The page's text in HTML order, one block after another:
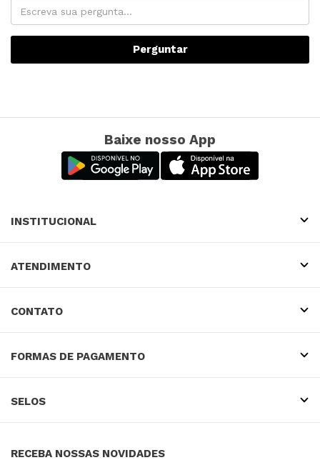
Perguntar
Baixe nosso App
INSTITUCIONAL
ATENDIMENTO
CONTATO
FORMAS DE PAGAMENTO
SELOS
RECEBA NOSSAS NOVIDADES